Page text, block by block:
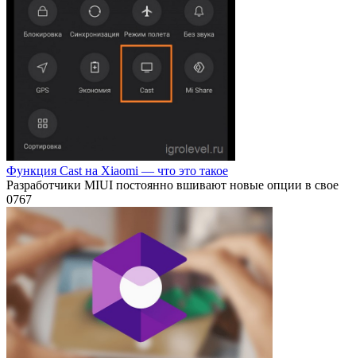
Функция Cast на Xiaomi — что это такое
Разработчики MIUI постоянно вшивают новые опции в свое
0767